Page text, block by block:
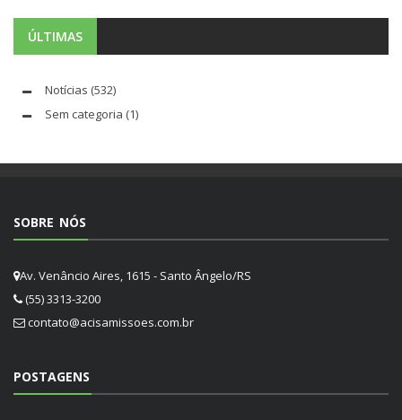
ÚLTIMAS
Notícias (532)
Sem categoria (1)
SOBRE NÓS
Av. Venâncio Aires, 1615 - Santo Ângelo/RS
(55) 3313-3200
contato@acisamissoes.com.br
POSTAGENS